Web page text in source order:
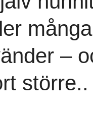
–
större..